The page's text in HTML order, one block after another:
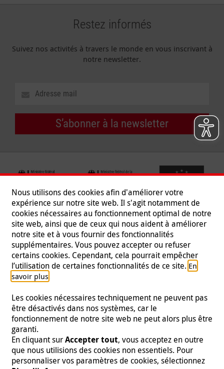
Restez informés
Suivez nos activités à travers le monde en vous inscrivant à
notre newsletter.
S’abonner à la newsletter
Suivez-nous
Mentions légales | Protection des données | Presse |
Contact | Emploi
© 2026 Malteser International
Nous utilisons des cookies afin d'améliorer votre
expérience sur notre site web. Il s'agit notamment de
cookies nécessaires au fonctionnement optimal de notre
site web, ainsi que de ceux qui nous aident à améliorer
notre site et à vous fournir des fonctionnalités
supplémentaires. Vous pouvez accepter ou refuser
certains cookies. Cependant, cela pourrait empêcher
l’utilisation de certaines fonctionnalités de ce site. En
savoir plus.
Les cookies nécessaires techniquement ne peuvent pas
être désactivés dans nos systèmes, car le
fonctionnement de notre site web ne peut alors plus être
garanti.
En cliquant surAccepter tout, vous acceptez en outre
que nous utilisions des cookies non essentiels. Pour
personnaliser vos paramètres de cookies, sélectionnez